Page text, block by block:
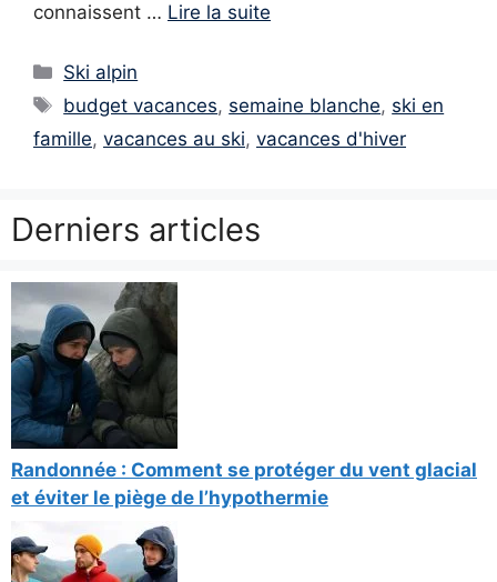
connaissent … Lire la suite
Catégories
Ski alpin
Étiquettes
budget vacances, semaine blanche, ski en
famille, vacances au ski, vacances d'hiver
Derniers articles
Randonnée : Comment se protéger du vent glacial
et éviter le piège de l’hypothermie